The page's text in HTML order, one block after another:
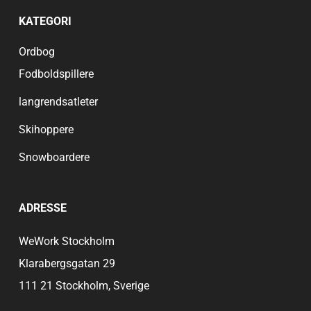
KATEGORI
Ordbog
Fodboldspillere
langrendsatleter
Skihoppere
Snowboardere
ADRESSE
WeWork Stockholm
Klarabergsgatan 29
111 21 Stockholm, Sverige